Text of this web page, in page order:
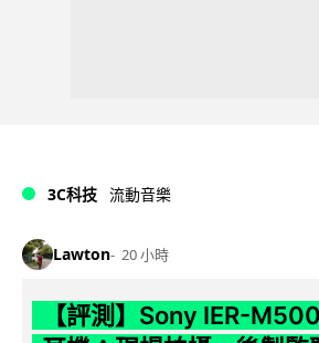
3C科技 流動音樂
Lawton 20 小時
【評測】Sony IER-